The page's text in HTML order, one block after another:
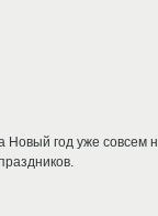
Новый год уже